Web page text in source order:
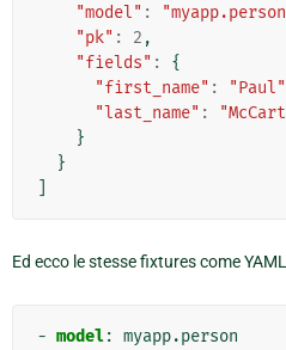
"model" :
"pk" : 2 ,
"fields" :
{
"first_name" : "Paul"
"last_name" :
}
}
Ed ecco le stesse fixtures come
- model: myapp.person